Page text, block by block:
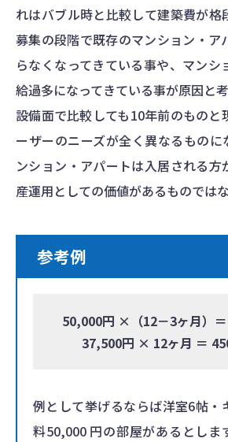
れはバブル時と比較して建築費が格
募集の段階で既存のマンション・ア
らなくなってきている事や、マンシ
給過多になってきている事が原因と考
設備面で比較しても10年前のものと
ーザーのニーズが全く異なるものに
ンション・アパートは入居される方
産運用としての価値があるものでは
参考例
50,000円 ×（12－3ヶ月）
37,500円 × 12ヶ月 ＝
例として挙げるならば洋室6帖・
料50,000 円の部屋があるとしま